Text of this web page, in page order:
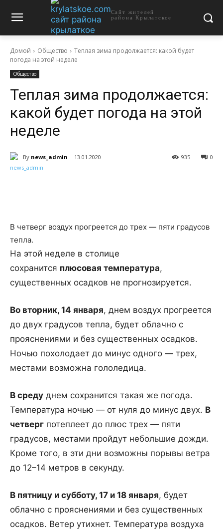
Сайт жителей
района Крылатское
Домой Общество
Теплая зима продолжается: какой будет
погода на этой неделе
Общество
Теплая зима продолжается:
какой будет погода на этой
неделе
By news_admin 13.01.2020 0
935
В четверг воздух прогреется до трех — пяти градусов
тепла.
На этой неделе в столице
сохранится плюсовая температура,
существенных осадков не прогнозируется.
Во вторник, 14 января, днем воздух прогреется
до двух градусов тепла, будет облачно с
прояснениями и без существенных осадков.
Ночью похолодает до минус одного — трех,
местами возможна гололедица.
В среду днем сохранится такая же погода.
Температура ночью — от нуля до минус двух. В
четверг потеплеет до плюс трех — пяти
градусов, местами пройдут небольшие дожди.
Кроме того, в эти дни возможны порывы ветра
до 12–14 метров в секунду.
В пятницу и субботу, 17 и 18 января, будет
облачно с прояснениями и без существенных
осадков. Ветер утихнет. Температура воздуха